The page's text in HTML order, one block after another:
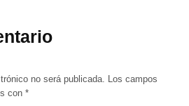
no será publicada.
Los campos
con*